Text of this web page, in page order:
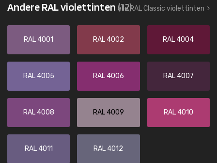
Andere RAL violettinten (12)
alle RAL Classic violettinten
RAL 4001 RAL 4002 RAL 4004
RAL 4005 RAL 4006 RAL 4007
RAL 4008 RAL 4009 RAL 4010
RAL 4011 RAL 4012